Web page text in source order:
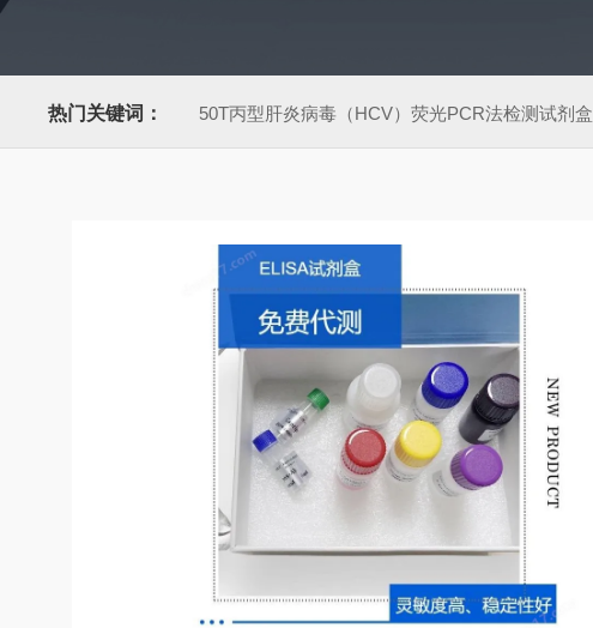
热门关键词： 50T丙型肝炎病毒（HCV）荧光PCR法检测试剂盒